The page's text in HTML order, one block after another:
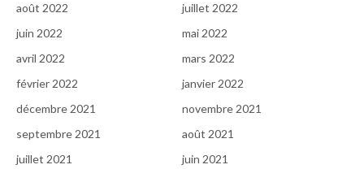
août 2022
juillet 2022
juin 2022
mai 2022
avril 2022
mars 2022
février 2022
janvier 2022
décembre 2021
novembre 2021
septembre 2021
août 2021
juillet 2021
juin 2021